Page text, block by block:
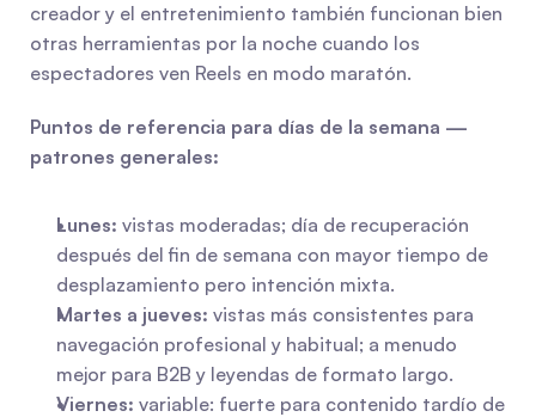
creador y el entretenimiento también funcionan bien
otras herramientas por la noche cuando los
espectadores ven Reels en modo maratón.
Puntos de referencia para días de la semana —
patrones generales:
Lunes: vistas moderadas; día de recuperación
después del fin de semana con mayor tiempo de
desplazamiento pero intención mixta.
Martes a jueves: vistas más consistentes para
navegación profesional y habitual; a menudo
mejor para B2B y leyendas de formato largo.
Viernes: variable: fuerte para contenido tardío de